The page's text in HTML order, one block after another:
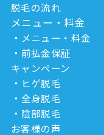
脱毛の流れ
メニュー・料金
メニュー・料金
前払金保証
キャンペーン
ヒゲ脱毛
全身脱毛
陰部脱毛
お客様の声